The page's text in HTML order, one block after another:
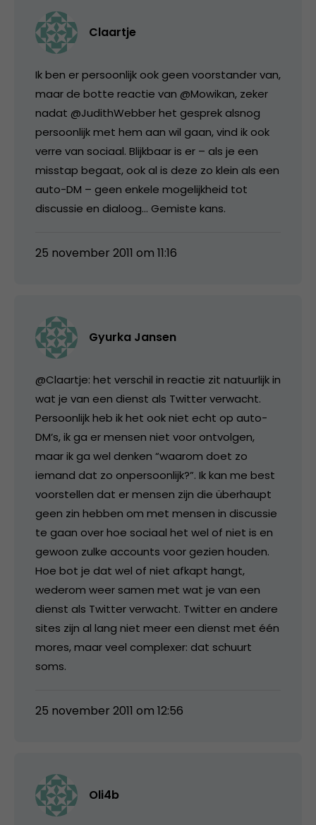
Claartje
Ik ben er persoonlijk ook geen voorstander van,
maar de botte reactie van @Mowikan, zeker
nadat @JudithWebber het gesprek alsnog
persoonlijk met hem aan wil gaan, vind ik ook
verre van sociaal. Blijkbaar is er – als je een
misstap begaat, ook al is deze zo klein als een
auto-DM – geen enkele mogelijkheid tot
discussie en dialoog… Gemiste kans.
25 november 2011 om 11:16
Gyurka Jansen
@Claartje: het verschil in reactie zit natuurlijk in
wat je van een dienst als Twitter verwacht.
Persoonlijk heb ik het ook niet echt op auto-
DM’s, ik ga er mensen niet voor ontvolgen,
maar ik ga wel denken “waarom doet zo
iemand dat zo onpersoonlijk?”. Ik kan me best
voorstellen dat er mensen zijn die überhaupt
geen zin hebben om met mensen in discussie
te gaan over hoe sociaal het wel of niet is en
gewoon zulke accounts voor gezien houden.
Hoe bot je dat wel of niet afkapt hangt,
wederom weer samen met wat je van een
dienst als Twitter verwacht. Twitter en andere
sites zijn al lang niet meer een dienst met één
mores, maar veel complexer: dat schuurt
soms.
25 november 2011 om 12:56
Oli4b